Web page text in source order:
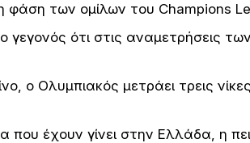
φάση των ομίλων του Champions
γεγονός ότι στις αναμετρήσεις
ο Ολυμπιακός μετράει τρεις
που έχουν γίνει στην Ελλάδα, η